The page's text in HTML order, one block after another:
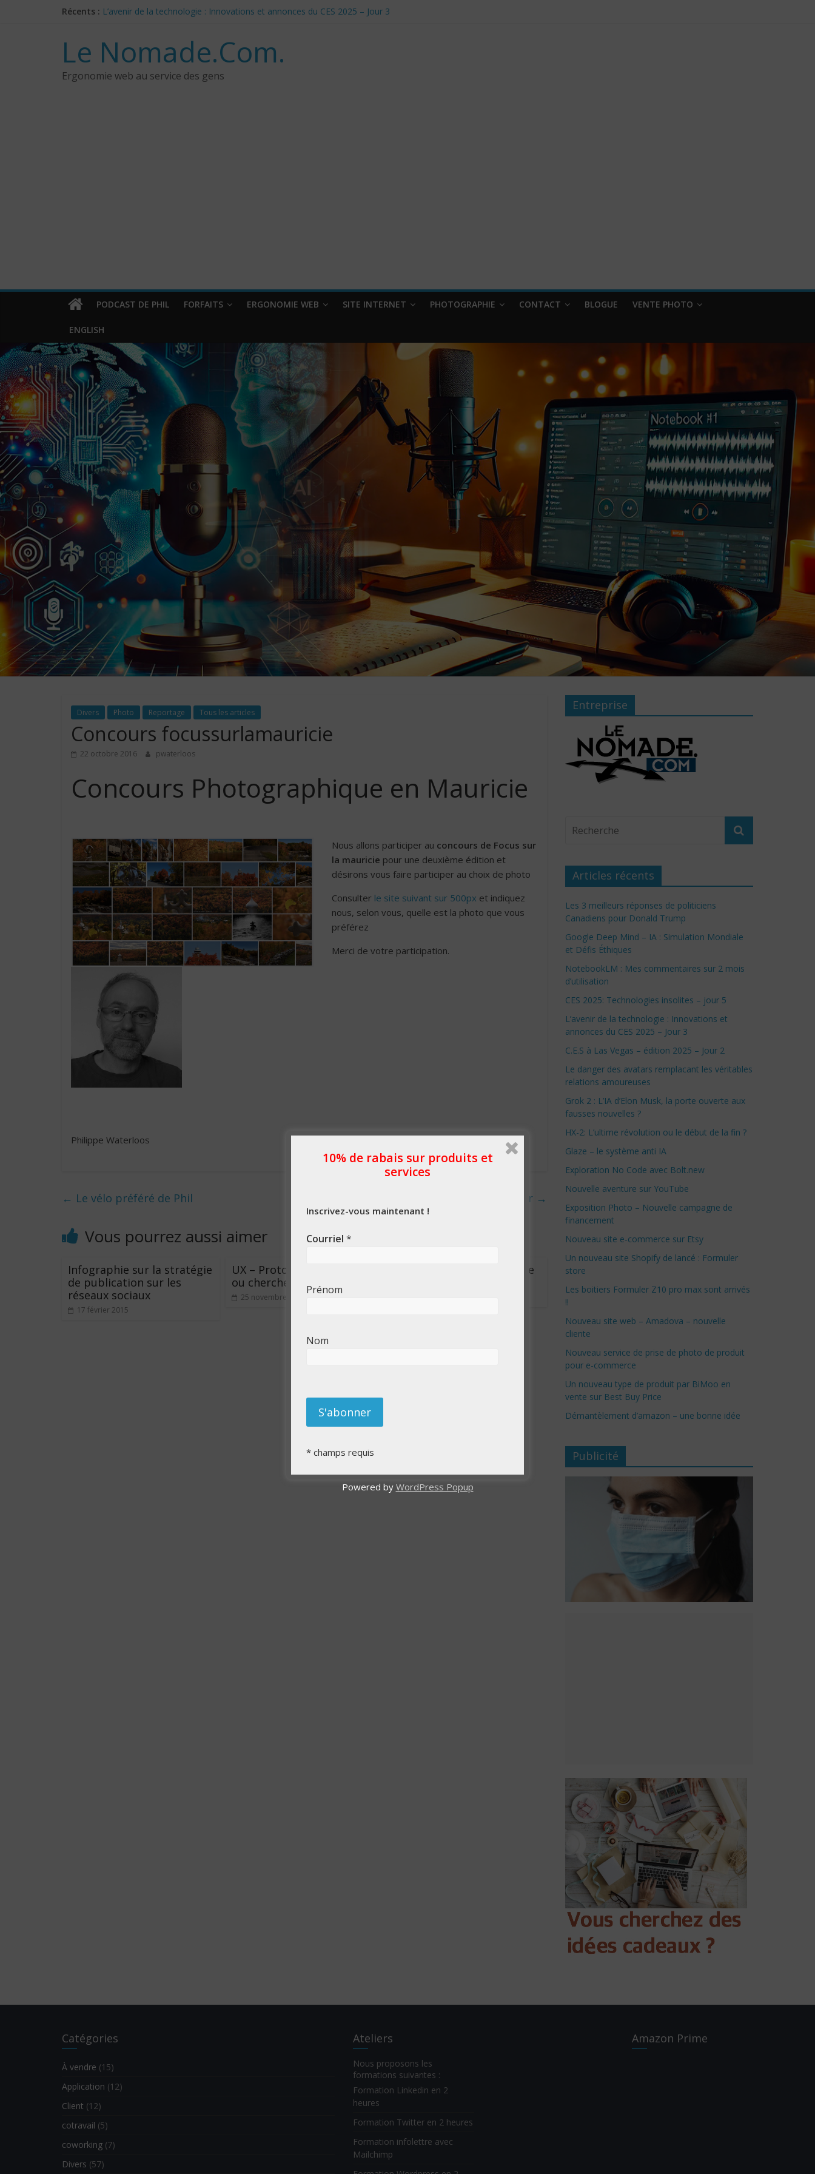
Récents : L’avenir de la technologie : Innovations et annonces du CES 2025 – Jour 3
Google Deep Mind – IA : Simulation Mondiale et Défis Éthiques
NotebookLM : Mes commentaires sur 2 mois d’utilisation
CES 2025: Technologies insolites – jour 5
Le Nomade.Com.
Ergonomie web au service des gens
PODCAST DE PHIL FORFAITS ERGONOMIE WEB SITE INTERNET PHOTOGRAPHIE CONTACT BLOGUE VENTE PHOTO
ENGLISH
Divers Photo Reportage Tous les articles
Concours focussurlamauricie
22 octobre 2016 pwaterloos
Concours Photographique en Mauricie
Nous allons participer au concours de Focus sur
la mauricie pour une deuxième édition et
désirons vous faire participer au choix de photo
Consulter le site suivant sur 500px et indiquez
nous, selon vous, quelle est la photo que vous
préférez
Merci de votre participation.
Philippe Waterloos
← Le vélo préféré de Phil Coworking au Québec – Mise à jour →
Vous pourrez aussi aimer
Infographie sur la stratégie
de publication sur les
réseaux sociaux
17 février 2015
UX – Prototyper un produit
ou chercher un équivalent ?
25 novembre 2015
Calvendo et production de
Entreprise
Articles récents
Les 3 meilleurs réponses de politiciens
Canadiens pour Donald Trump
Google Deep Mind – IA : Simulation Mondiale
et Défis Éthiques
NotebookLM : Mes commentaires sur 2 mois
d’utilisation
CES 2025: Technologies insolites – jour 5
L’avenir de la technologie : Innovations et
annonces du CES 2025 – Jour 3
C.E.S à Las Vegas – édition 2025 – Jour 2
Le danger des avatars remplacant les véritables
relations amoureuses
Grok 2 : L’IA d’Elon Musk, la porte ouverte aux
fausses nouvelles ?
HX-2: L’ultime révolution ou le début de la fin ?
Glaze – le système anti IA
Exploration No Code avec Bolt.new
Nouvelle aventure sur YouTube
Exposition Photo – Nouvelle campagne de
financement
Nouveau site e-commerce sur Etsy
Un nouveau site Shopify de lancé : Formuler
store
Les boitiers Formuler Z10 pro max sont arrivés
!!
Nouveau site web – Amadova – nouvelle
cliente
Nouveau service de prise de photo de produit
pour e-commerce
Un nouveau type de produit par BiMoo en
vente sur Best Buy Price
Démantèlement d’amazon – une bonne idée
Publicité
Catégories
À vendre (15)
Application (12)
Client (12)
cotravail (5)
coworking (7)
Divers (57)
Ateliers
Nous proposons les
formations suivantes :
Formation Linkedin en 2
heures
Formation Twitter en 2 heures
Formation infolettre avec
Mailchimp
Amazon Prime
10% de rabais sur produits et
services
Inscrivez-vous maintenant !
Courriel *
Prénom
Nom
* champs requis
Powered by WordPress Popup